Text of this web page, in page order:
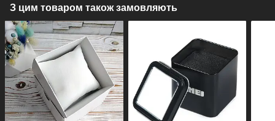
З цим товаром також замовляють